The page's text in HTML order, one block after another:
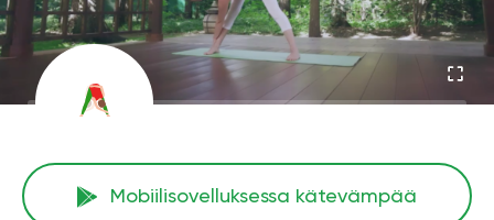
Mobiilisovelluksessa kätevämpää